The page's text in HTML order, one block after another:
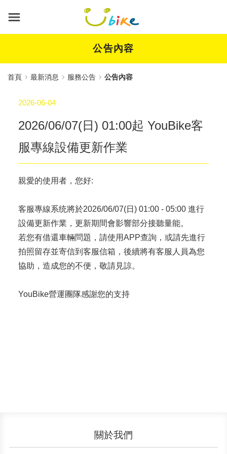
要
公告內容
首頁 最新消息 服務公告 公告內容
2026-06-04
2026/06/07(日) 01:00起 YouBike客
服專線設備更新作業
親愛的使用者，您好:
客服專線系统將於2026/06/07(日) 01:00 - 05:00 進行
設備更新作業，更新期間會影響部分接聽量能。
若您有借還車輛問題，請使用APP查詢，或請先進行
拍照留存並寄信到客服信箱，後續將有客服人員為您
協助，造成您的不便，敬請見諒。
YouBike營運團隊感謝您的支持
關於我們